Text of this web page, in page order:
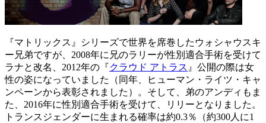
『マトリックス』シリーズで世界を席巻したウォシャウスキ
ー兄弟ですが、2008年に兄のラリーが性別適合手術を受けて
ラナと改名、2012年の『クラウド アトラス 』公開の際は女
性の姿になっていました（同年、ヒューマン・ライツ・キャ
ンペーンから表彰されました）。そして、弟のアンディもま
た、2016年に性別適合手術を受けて、リリーとなりました。
トランスジェンダーに生まれる確率は約0.3％（約300人に1